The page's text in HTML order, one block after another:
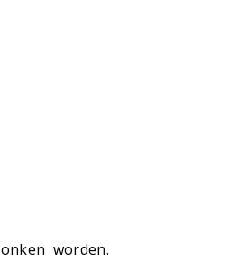
worden.